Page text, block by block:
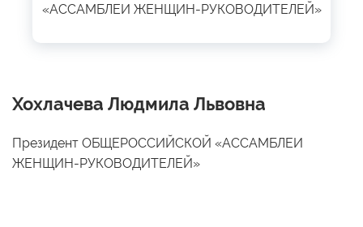
«АССАМБЛЕИ ЖЕНЩИН-РУКОВОДИТЕЛЕЙ»
Хохлачева Людмила Львовна
Президент ОБЩЕРОССИЙСКОЙ «АССАМБЛЕИ
ЖЕНЩИН-РУКОВОДИТЕЛЕЙ»